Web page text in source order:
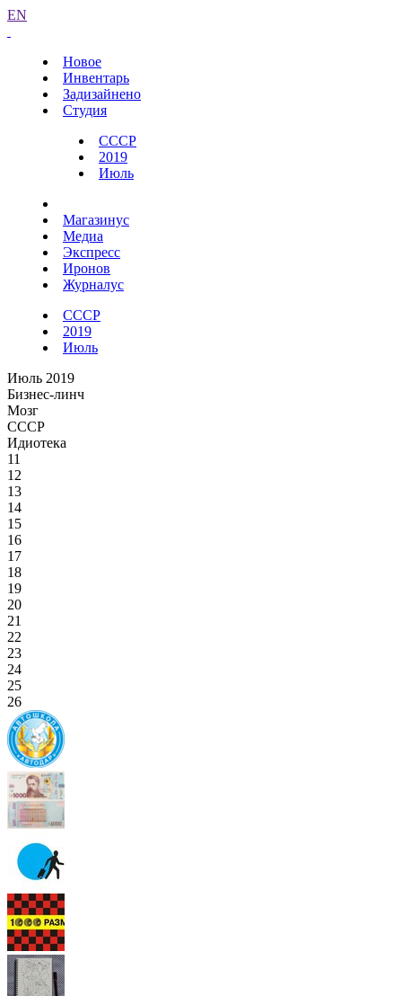
EN
Новое
Инвентарь
Задизайнено
Студия
СССР
2019
Июль
Магазинус
Медиа
Экспресс
Иронов
Журналус
СССР
2019
Июль
Июль 2019
Бизнес-линч
Мозг
СССР
Идиотека
11
12
13
14
15
16
17
18
19
20
21
22
23
24
25
26